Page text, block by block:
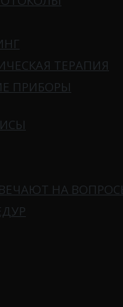
ТЕРАПИЯ
ПРИБОРЫ
НА